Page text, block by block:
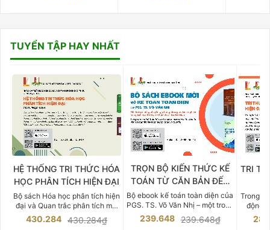
TUYỂN TẬP HAY NHẤT
HỆ THỐNG TRI THỨC HÓA
HỌC PHÂN TÍCH HIỆN ĐẠI
Bộ sách Hóa học phân tích hiện
đại và Quan trắc phân tích môi
trường của Cố Giáo sư, Tiến sĩ
Phạm Luận là một trong những
430.284 430.284₫
TRỌN BỘ KIẾN THỨC KẾ
TOÁN TỪ CĂN BẢN ĐẾN
CHUYÊN SÂU
Bộ ebook kế toán toàn diện của
PGS. TS. Võ Văn Nhị – một trong
những chuyên gia hàng đầu,
giàu kinh nghiệm trong lĩnh vực
239.648 239.648₫
TRI
Trong
động
việc
tế và